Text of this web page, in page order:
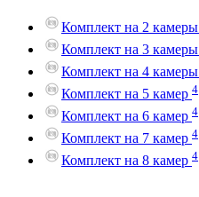
Комплект на 2 камеры
Комплект на 3 камеры
Комплект на 4 камеры
Комплект на 5 камер 4
Комплект на 6 камер 4
Комплект на 7 камер 4
Комплект на 8 камер 4